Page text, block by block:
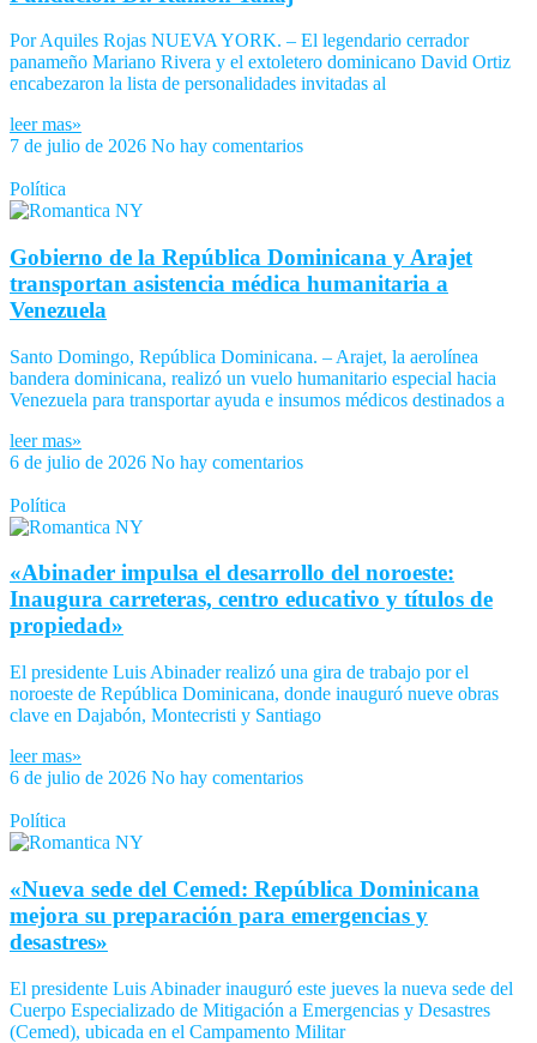
Por Aquiles Rojas NUEVA YORK. – El legendario cerrador
panameño Mariano Rivera y el extoletero dominicano David Ortiz
encabezaron la lista de personalidades invitadas al
leer mas»
7 de julio de 2026 No hay comentarios
Política
Gobierno de la República Dominicana y Arajet
transportan asistencia médica humanitaria a
Venezuela
Santo Domingo, República Dominicana. – Arajet, la aerolínea
bandera dominicana, realizó un vuelo humanitario especial hacia
Venezuela para transportar ayuda e insumos médicos destinados a
leer mas»
6 de julio de 2026 No hay comentarios
Política
«Abinader impulsa el desarrollo del noroeste:
Inaugura carreteras, centro educativo y títulos de
propiedad»
El presidente Luis Abinader realizó una gira de trabajo por el
noroeste de República Dominicana, donde inauguró nueve obras
clave en Dajabón, Montecristi y Santiago
leer mas»
6 de julio de 2026 No hay comentarios
Política
«Nueva sede del Cemed: República Dominicana
mejora su preparación para emergencias y
desastres»
El presidente Luis Abinader inauguró este jueves la nueva sede del
Cuerpo Especializado de Mitigación a Emergencias y Desastres
(Cemed), ubicada en el Campamento Militar